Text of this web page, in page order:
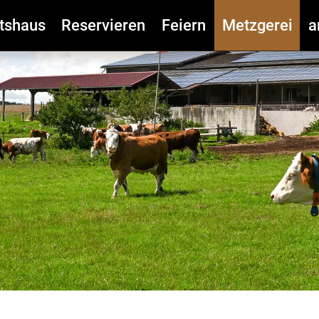
Reservieren Feiern Metzgerei